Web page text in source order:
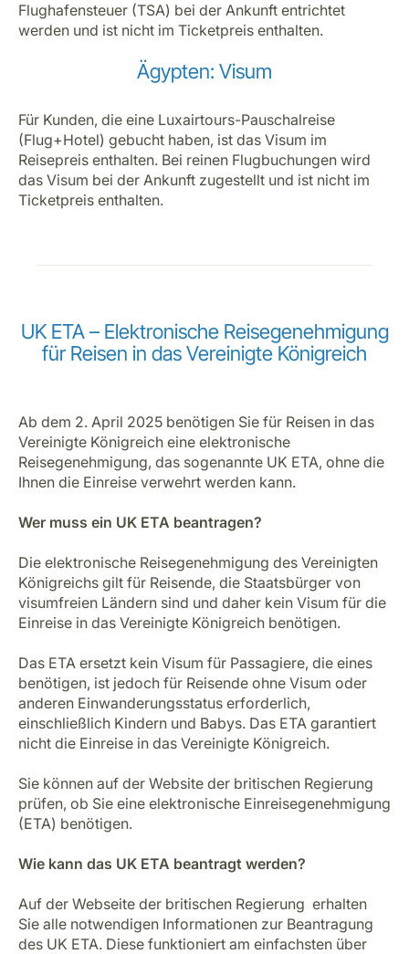
Flughafensteuer (TSA) bei der Ankunft entrichtet
werden und ist nicht im Ticketpreis enthalten.
Ägypten: Visum
Für Kunden, die eine Luxairtours-Pauschalreise
(Flug+Hotel) gebucht haben, ist das Visum im
Reisepreis enthalten. Bei reinen Flugbuchungen wird
das Visum bei der Ankunft zugestellt und ist nicht im
Ticketpreis enthalten.
UK ETA – Elektronische Reisegenehmigung
für Reisen in das Vereinigte Königreich
Ab dem 2. April 2025 benötigen Sie für Reisen in das
Vereinigte Königreich eine elektronische
Reisegenehmigung, das sogenannte UK ETA, ohne die
Ihnen die Einreise verwehrt werden kann.
Wer muss ein UK ETA beantragen?
Die elektronische Reisegenehmigung des Vereinigten
Königreichs gilt für Reisende, die Staatsbürger von
visumfreien Ländern sind und daher kein Visum für die
Einreise in das Vereinigte Königreich benötigen.
Das ETA ersetzt kein Visum für Passagiere, die eines
benötigen, ist jedoch für Reisende ohne Visum oder
anderen Einwanderungsstatus erforderlich,
einschließlich Kindern und Babys. Das ETA garantiert
nicht die Einreise in das Vereinigte Königreich.
Sie können auf der Website der britischen Regierung
prüfen, ob Sie eine elektronische Einreisegenehmigung
(ETA) benötigen.
Wie kann das UK ETA beantragt werden?
Auf der Webseite der britischen Regierung erhalten
Sie alle notwendigen Informationen zur Beantragung
des UK ETA. Diese funktioniert am einfachsten über